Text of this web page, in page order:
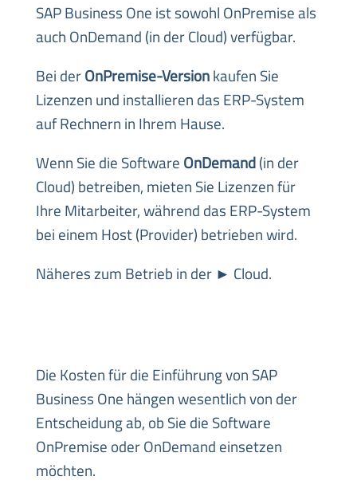
SAP Business One ist sowohl OnPremise als
auch OnDemand (in der Cloud) verfügbar.
Bei derOnPremise-Versionkaufen Sie
Lizenzen und installieren das ERP-System
auf Rechnern in Ihrem Hause.
Wenn Sie die Software OnDemand(in der
Cloud) betreiben, mieten Sie Lizenzen für
Ihre Mitarbeiter, während das ERP-System
bei einem Host (Provider) betrieben wird.
Näheres zum Betrieb in der ► Cloud.
Die Kosten für die Einführung von SAP
Business One hängen wesentlich von der
Entscheidung ab, ob Sie die Software
OnPremise oder OnDemand einsetzen
möchten.